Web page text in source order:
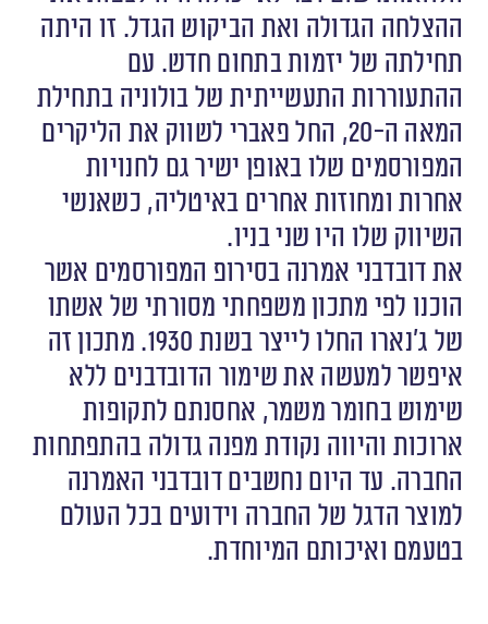
ההצלחה הגדולה ואת הביקוש הגדל. זו היתה
תחילתה של יזמות בתחום חדש. עם
ההתעוררות התעשייתית של בולוניה בתחילת
המאה ה-20, החל פאברי לשווק את הליקרים
המפורסמים שלו באופן ישיר גם לחנויות
אחרות ומחוזות אחרים באיטליה, כשאנשי
השיווק שלו היו שני בניו.
את דובדבני אמרנה בסירופ המפורסמים אשר
הוכנו לפי מתכון משפחתי מסורתי של אשתו
של ג’נארו החלו לייצר בשנת 1930. מתכון זה
איפשר למעשה את שימור הדובדבנים ללא
שימוש בחומר משמר, אחסנתם לתקופות
ארוכות והיווה נקודת מפנה גדולה בהתפתחות
החברה. עד היום נחשבים דובדבני האמרנה
למוצר הדגל של החברה וידועים בכל העולם
בטעמם ואיכותם המיוחדת.